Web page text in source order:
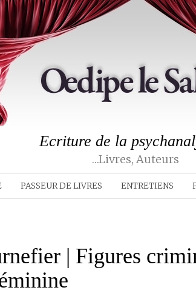
Ecriture de la
…livres, Auteurs
PASSEUR DE LIVRES ENTRETIENS
| Figures